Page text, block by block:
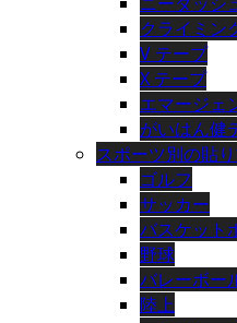
クライミン
V テープ
X テープ
エマージェ
がいはん健
スポーツ別の貼
ゴルフ
サッカー
バスケット
野球
バレーボー
陸上